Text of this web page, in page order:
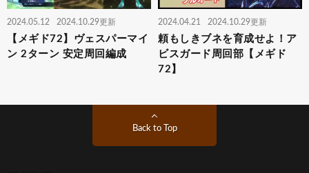
2024.05.12 2024.10.29更新
【メギド72】ヴェスパーマイ
ン 2ターン 安定周回編成
2024.04.21 2024.10.29更新
頼もしきブネを育成せよ！ア
ビスガード周回部【メギド
72】
Back to Top